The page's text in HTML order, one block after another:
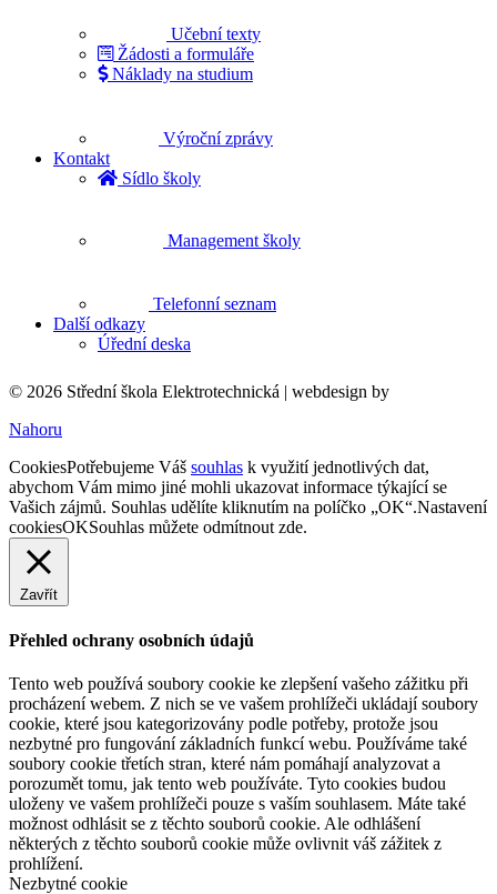
Učební texty
Žádosti a formuláře
Náklady na studium
Výroční zprávy
Kontakt
Sídlo školy
Management školy
Telefonní seznam
Další odkazy
Úřední deska
© 2026 Střední škola Elektrotechnická | webdesign by
Nahoru
CookiesPotřebujeme Váš souhlas k využití jednotlivých dat,
abychom Vám mimo jiné mohli ukazovat informace týkající se
Vašich zájmů. Souhlas udělíte kliknutím na políčko „OK“.Nastavení
cookiesOKSouhlas můžete odmítnout zde.
Zavřít
Přehled ochrany osobních údajů
Tento web používá soubory cookie ke zlepšení vašeho zážitku při
procházení webem. Z nich se ve vašem prohlížeči ukládají soubory
cookie, které jsou kategorizovány podle potřeby, protože jsou
nezbytné pro fungování základních funkcí webu. Používáme také
soubory cookie třetích stran, které nám pomáhají analyzovat a
porozumět tomu, jak tento web používáte. Tyto cookies budou
uloženy ve vašem prohlížeči pouze s vaším souhlasem. Máte také
možnost odhlásit se z těchto souborů cookie. Ale odhlášení
některých z těchto souborů cookie může ovlivnit váš zážitek z
prohlížení.
Nezbytné cookie